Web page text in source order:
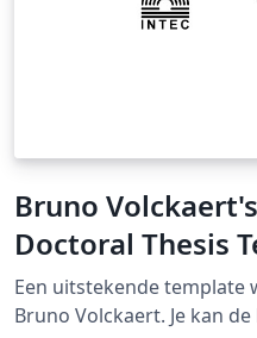
Bruno
Doctoral Thesis
Een uitstekende template
Bruno Volckaert. Je kan